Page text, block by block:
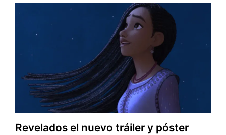
Revelados el nuevo tráiler y póster